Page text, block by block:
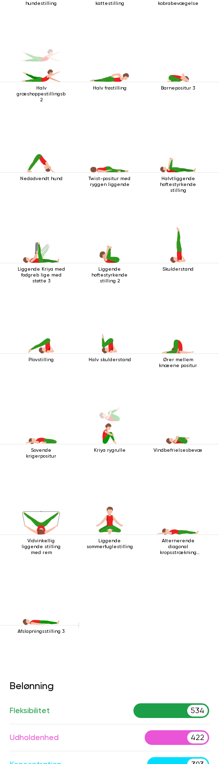
hundestilling kattestilling kobrabevægelse
Halv
græshoppestillingsbevægelse
2
Halv frøstilling Barnepositur 3
Nedadvendt hund
Twist-positur med
ryggen liggende
Halvtliggende
hoftestyrkende
stilling
Liggende Kriya med
fodgreb lige med
støtte 3
Liggende
hoftestyrkende
stilling 2
Skulderstand
Plovstilling Halv skulderstand
Ører mellem
knæene positur
Sovende
krigerpositur
Kriya rygrulle Vindbefrielsesbevægelsen
Vidvinkellig
liggende stilling
med rem
Liggende
sommerfuglestilling
Alternerende
diagonal
kropsstrækning
Afslapningsstilling 3
Belønning
Fleksibilitet 534
Udholdenhed 422